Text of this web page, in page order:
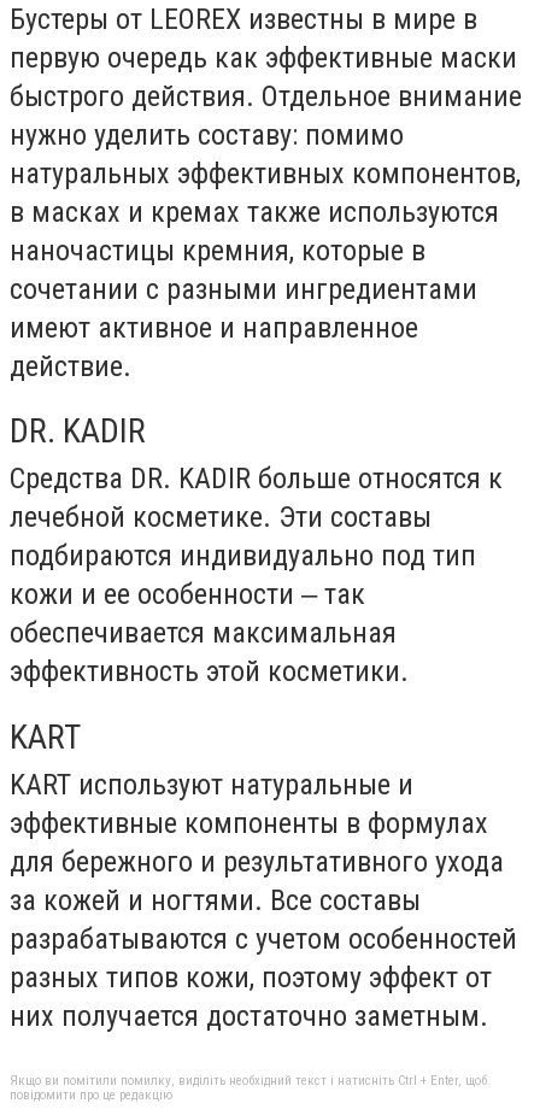
Бустеры от LEOREX известны в мире в
первую очередь как эффективные маски
быстрого действия. Отдельное внимание
нужно уделить составу: помимо
натуральных эффективных компонентов,
в масках и кремах также используются
наночастицы кремния, которые в
сочетании с разными ингредиентами
имеют активное и направленное
действие.
DR. KADIR
Средства DR. KADIR больше относятся к
лечебной косметике. Эти составы
подбираются индивидуально под тип
кожи и ее особенности ‒ так
обеспечивается максимальная
эффективность этой косметики.
KART
KART используют натуральные и
эффективные компоненты в формулах
для бережного и результативного ухода
за кожей и ногтями. Все составы
разрабатываются с учетом особенностей
разных типов кожи, поэтому эффект от
них получается достаточно заметным.
Якщо ви помітили помилку, виділіть необхідний текст і натисніть Ctrl + Enter, щоб
повідомити про це редакцію